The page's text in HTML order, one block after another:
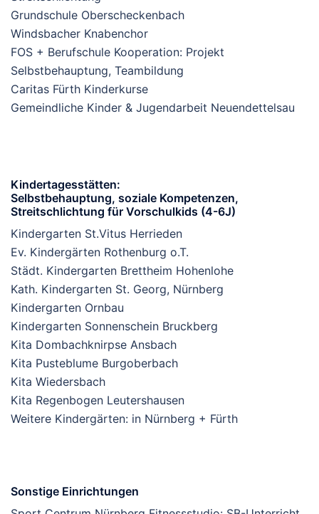
Grundschule Oberscheckenbach
Windsbacher Knabenchor
FOS + Berufschule Kooperation: Projekt
Selbstbehauptung, Teambildung
Caritas Fürth Kinderkurse
Gemeindliche Kinder & Jugendarbeit Neuendettelsau
Kindertagesstätten:
Selbstbehauptung, soziale Kompetenzen,
Streitschlichtung für Vorschulkids (4-6J)
Kindergarten St.Vitus Herrieden
Ev. Kindergärten Rothenburg o.T.
Städt. Kindergarten Brettheim Hohenlohe
Kath. Kindergarten St. Georg, Nürnberg
Kindergarten Ornbau
Kindergarten Sonnenschein Bruckberg
Kita Dombachknirpse Ansbach
Kita Pusteblume Burgoberbach
Kita Wiedersbach
Kita Regenbogen Leutershausen
Weitere Kindergärten: in Nürnberg + Fürth
Sonstige Einrichtungen